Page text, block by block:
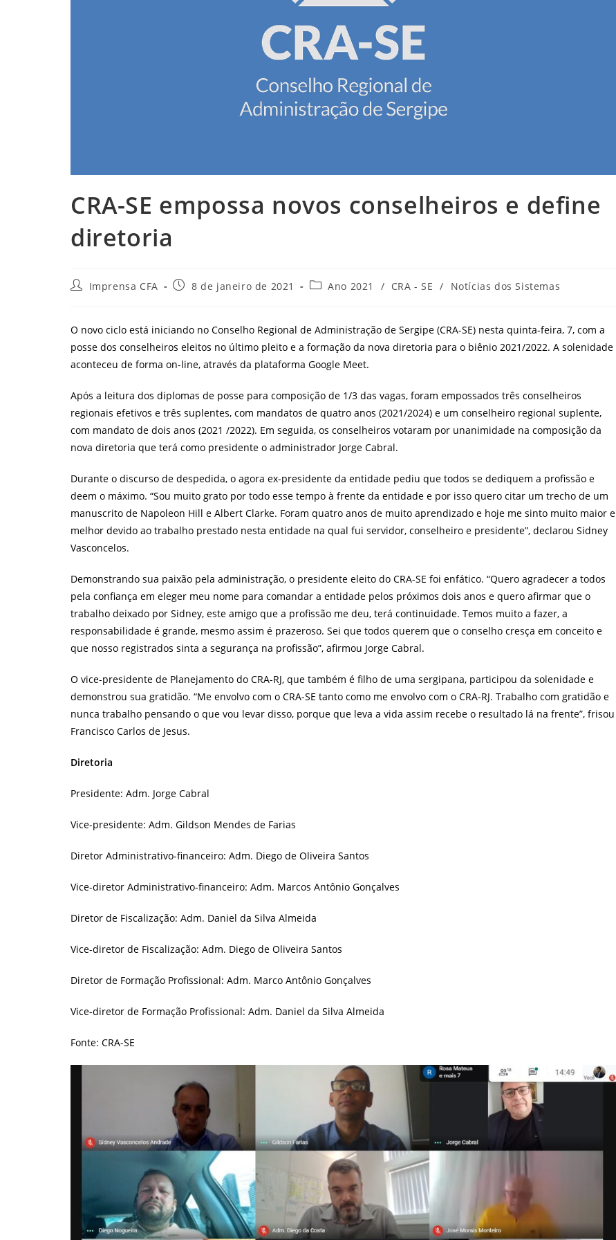
CRA-SE empossa novos conselheiros e define
diretoria
AutorImprensa CFA
Post8 de janeiro de 2021
Categoria
Ano 2021 / CRA - SE / Notícias dos Sistemas
O novo ciclo está iniciando no Conselho Regional de Administração de Sergipe (CRA-SE) nesta quinta-feira, 7, com a
posse dos conselheiros eleitos no último pleito e a formação da nova diretoria para o biênio 2021/2022. A solenidade
aconteceu de forma on-line, através da plataforma Google Meet.
Após a leitura dos diplomas de posse para composição de 1/3 das vagas, foram empossados três conselheiros
regionais efetivos e três suplentes, com mandatos de quatro anos (2021/2024) e um conselheiro regional suplente,
com mandato de dois anos (2021 /2022). Em seguida, os conselheiros votaram por unanimidade na composição da
nova diretoria que terá como presidente o administrador Jorge Cabral.
Durante o discurso de despedida, o agora ex-presidente da entidade pediu que todos se dediquem a profissão e
deem o máximo. “Sou muito grato por todo esse tempo à frente da entidade e por isso quero citar um trecho de um
manuscrito de Napoleon Hill e Albert Clarke. Foram quatro anos de muito aprendizado e hoje me sinto muito maior e
melhor devido ao trabalho prestado nesta entidade na qual fui servidor, conselheiro e presidente”, declarou Sidney
Vasconcelos.
Demonstrando sua paixão pela administração, o presidente eleito do CRA-SE foi enfático. “Quero agradecer a todos
pela confiança em eleger meu nome para comandar a entidade pelos próximos dois anos e quero afirmar que o
trabalho deixado por Sidney, este amigo que a profissão me deu, terá continuidade. Temos muito a fazer, a
responsabilidade é grande, mesmo assim é prazeroso. Sei que todos querem que o conselho cresça em conceito e
que nosso registrados sinta a segurança na profissão”, afirmou Jorge Cabral.
O vice-presidente de Planejamento do CRA-RJ, que também é filho de uma sergipana, participou da solenidade e
demonstrou sua gratidão. “Me envolvo com o CRA-SE tanto como me envolvo com o CRA-RJ. Trabalho com gratidão e
nunca trabalho pensando o que vou levar disso, porque que leva a vida assim recebe o resultado lá na frente”, frisou
Francisco Carlos de Jesus.
Diretoria
Presidente: Adm. Jorge Cabral
Vice-presidente: Adm. Gildson Mendes de Farias
Diretor Administrativo-financeiro: Adm. Diego de Oliveira Santos
Vice-diretor Administrativo-financeiro: Adm. Marcos Antônio Gonçalves
Diretor de Fiscalização: Adm. Daniel da Silva Almeida
Vice-diretor de Fiscalização: Adm. Diego de Oliveira Santos
Diretor de Formação Profissional: Adm. Marco Antônio Gonçalves
Vice-diretor de Formação Profissional: Adm. Daniel da Silva Almeida
Fonte: CRA-SE